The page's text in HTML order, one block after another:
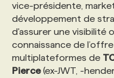
vice-présidente,
développement de
d'assurer une visibilité
connaissance de
multiplateformes de
Pierce(ex-JWT, -